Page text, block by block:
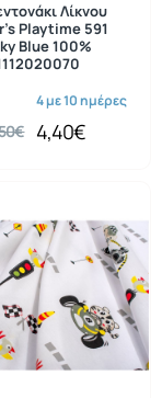
4 με 10 ημέρες
Λίκνου
Playtime 591
Blue 100%
4,40€